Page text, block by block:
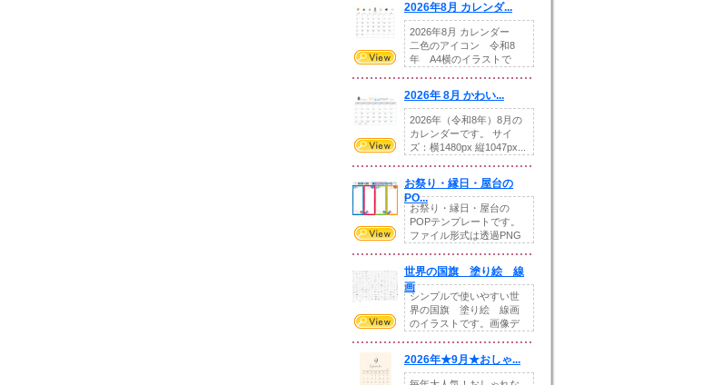
2026年8月 カレンダ...
2026年8月 カレンダー
二色のアイコン 令和8
年 A4横のイラストで
2026年 8月 かわい...
2026年（令和8年）8月の
カレンダーです。 サイ
ズ：横1480px 縦1047px...
お祭り・縁日・屋台の
PO...
お祭り・縁日・屋台の
POPテンプレートです。
ファイル形式は透過PNG
世界の国旗 塗り絵 線
画
シンプルで使いやすい世
界の国旗 塗り絵 線画
のイラストです。画像デ
2026年★9月★おしゃ...